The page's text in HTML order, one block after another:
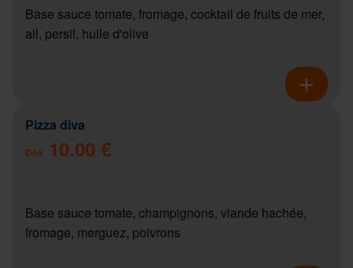
Base sauce tomate, fromage, cocktail de fruits de mer,
ail, persil, huile d'olive
Pizza diva
Dès 10.00 €
Base sauce tomate, champignons, viande hachée,
fromage, merguez, poivrons